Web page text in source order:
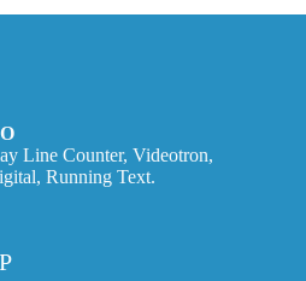
Line Counter, Videotron,
Running Text.